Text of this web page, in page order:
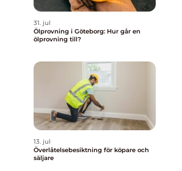
31. jul
Ölprovning i Göteborg: Hur går en
ölprovning till?
13. jul
Överlåtelsebesiktning för köpare och
säljare